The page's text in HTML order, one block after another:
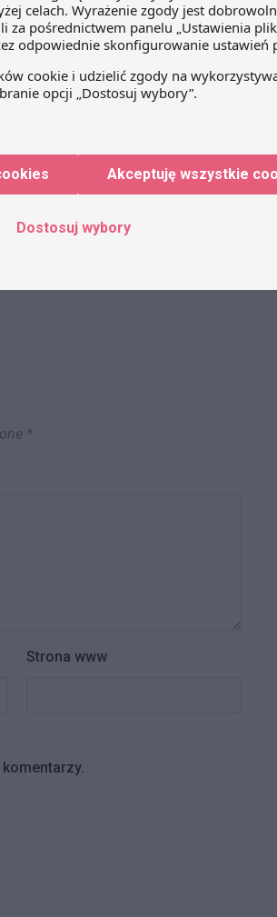
farmaceutycznego
*
Strona www
Akceptuję wszystkie
Dostosuj wybory